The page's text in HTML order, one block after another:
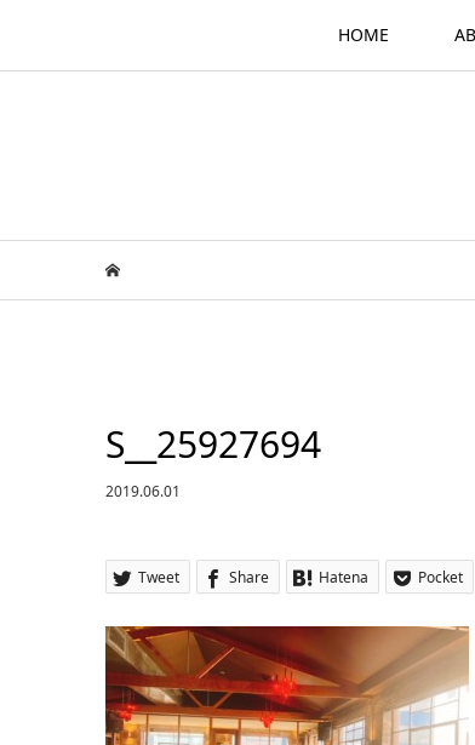
HOME
S__25927694
2019.06.01
Tweet Share Hatena Pocket